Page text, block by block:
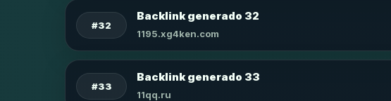
#32
Backlink generado 32
1195.xg4ken.com
#33
Backlink generado 33
11qq.ru